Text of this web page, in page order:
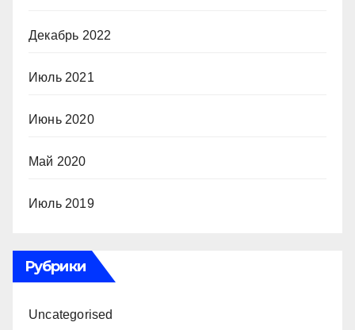
Декабрь 2022
Июль 2021
Июнь 2020
Май 2020
Июль 2019
Рубрики
Uncategorised